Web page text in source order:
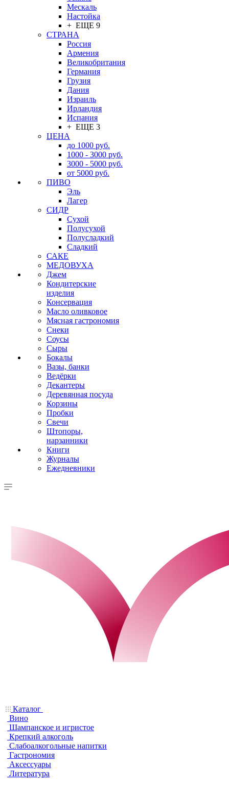
Мескаль
Настойка
+ ЕЩЕ 9
СТРАНА
Россия
Армения
Великобритания
Германия
Грузия
Дания
Израиль
Ирландия
Испания
+ ЕЩЕ 3
ЦЕНА
до 1000 руб.
1000 - 3000 руб.
3000 - 5000 руб.
от 5000 руб.
ПИВО
Эль
Лагер
СИДР
Сухой
Полусухой
Полусладкий
Сладкий
САКЕ
МЕДОВУХА
Джем
Кондитерские
изделия
Консервация
Масло оливковое
Мясная гастрономия
Снеки
Соусы
Сыры
Бокалы
Вазы, банки
Ведёрки
Декантеры
Деревянная посуда
Корзины
Пробки
Свечи
Штопоры,
нарзанники
Книги
Журналы
Ежедневники
Каталог
Вино
Шампанское и игристое
Крепкий алкоголь
Слабоалкогольные напитки
Гастрономия
Аксессуары
Литература